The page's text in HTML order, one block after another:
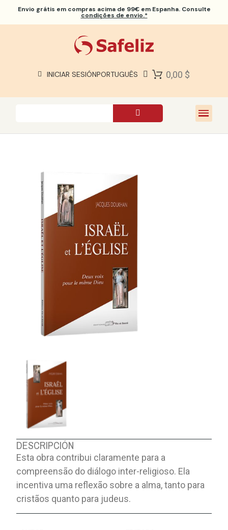
Envio grátis em compras acima de 99€ em Espanha. Consulte
condições de envio.*
INICIAR SESIÓNPORTUGUÊS 0,00 $
SOBRE NÓS
DESCRIPCIÓN
Esta obra contribui claramente para a
compreensão do diálogo inter-religioso. Ela
incentiva uma reflexão sobre a alma, tanto para
cristãos quanto para judeus.